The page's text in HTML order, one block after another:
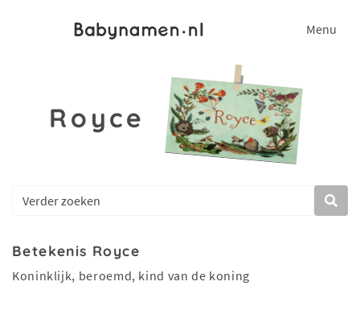
Menu
Royce
Betekenis Royce
Koninklijk, beroemd, kind van de koning